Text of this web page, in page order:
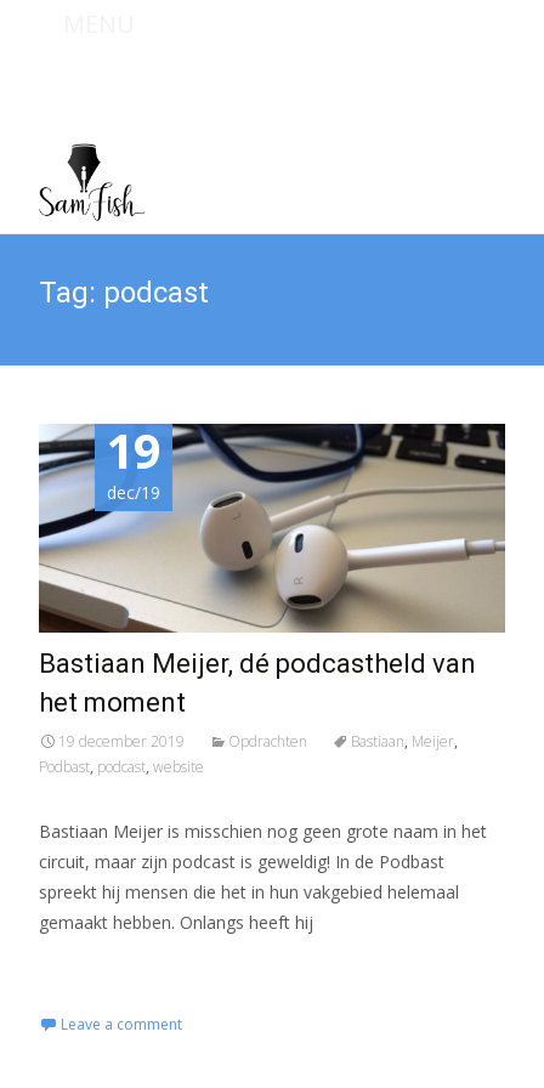
Tag: podcast
19
dec/19
Bastiaan Meijer, dé podcastheld van
het moment
19 december 2019 Opdrachten Bastiaan, Meijer,
Podbast, podcast, website
Bastiaan Meijer is misschien nog geen grote naam in het
circuit, maar zijn podcast is geweldig! In de Podbast
spreekt hij mensen die het in hun vakgebied helemaal
gemaakt hebben. Onlangs heeft hij
Leave a comment